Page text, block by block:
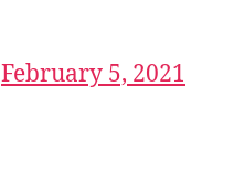
February 5, 2021